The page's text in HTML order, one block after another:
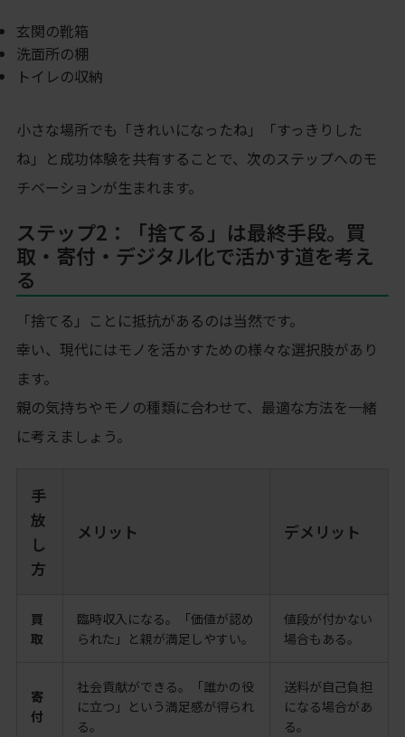
玄関の靴箱
洗面所の棚
トイレの収納
小さな場所でも「きれいになったね」「すっきりした
ね」と成功体験を共有することで、次のステップへのモ
チベーションが生まれます。
ステップ2：「捨てる」は最終手段。買
取・寄付・デジタル化で活かす道を考え
る
「捨てる」ことに抵抗があるのは当然です。
幸い、現代にはモノを活かすための様々な選択肢があり
ます。
親の気持ちやモノの種類に合わせて、最適な方法を一緒
に考えましょう。
手
放
し
方
メリット デメリット
買
取
臨時収入になる。「価値が認め
られた」と親が満足しやすい。
値段が付かない
場合もある。
寄
付
社会貢献ができる。「誰かの役
に立つ」という満足感が得られ
る。
送料が自己負担
になる場合があ
る。